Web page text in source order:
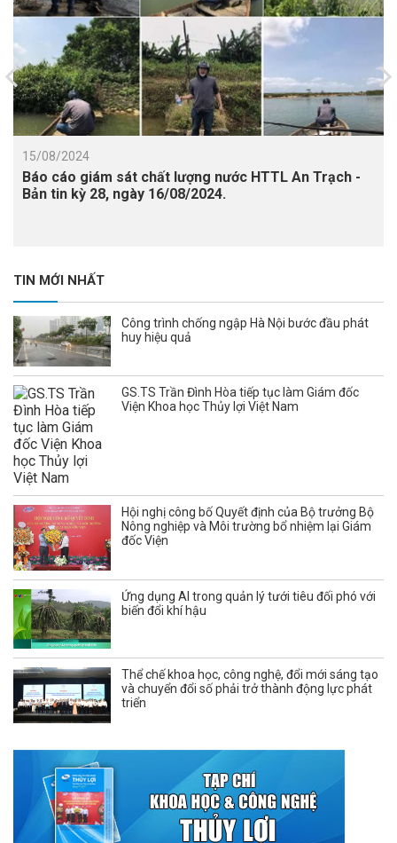
15/08/2024
Báo cáo giám sát chất lượng nước HTTL An Trạch -
Bản tin kỳ 28, ngày 16/08/2024.
TIN MỚI NHẤT
Công trình chống ngập Hà Nội bước đầu phát
huy hiệu quả
GS.TS Trần Đình Hòa tiếp tục làm Giám đốc
Viện Khoa học Thủy lợi Việt Nam
Hội nghị công bố Quyết định của Bộ trưởng Bộ
Nông nghiệp và Môi trường bổ nhiệm lại Giám
đốc Viện
Ứng dụng AI trong quản lý tưới tiêu đối phó với
biến đổi khí hậu
Thể chế khoa học, công nghệ, đổi mới sáng tạo
và chuyển đổi số phải trở thành động lực phát
triển